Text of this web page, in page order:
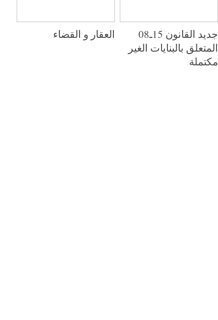
جديد القانون 15ـ08
المتعلق بالبنايات الغير
مكتملة
العقار و القضاء